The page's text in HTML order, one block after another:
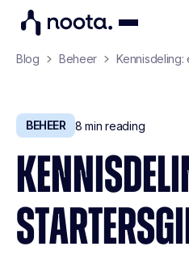
Blog Beheer Kennisdeling:
BEHEER 8 min reading